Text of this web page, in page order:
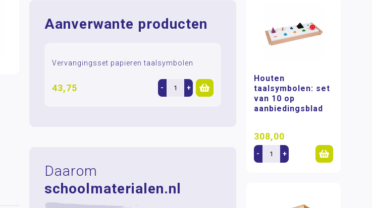
Aanverwante producten
Vervangingsset papieren taalsymbolen
43,75 - +
Daarom
schoolmaterialen.nl
Houten
taalsymbolen: set
van 10 op
aanbiedingsblad
308,00
- +